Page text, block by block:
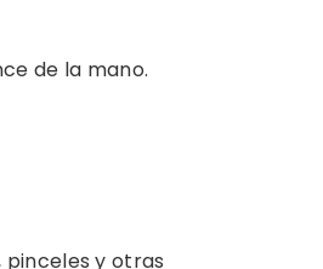
de la mano.
y otras